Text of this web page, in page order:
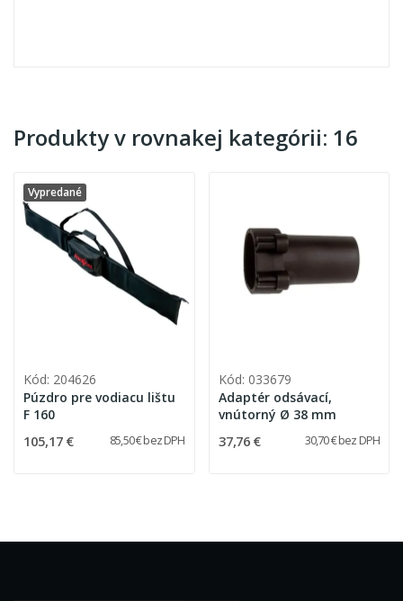
Produkty v rovnakej kategórii: 16
Vypredané
Kód: 204626
Púzdro pre vodiacu lištu
F 160
105,17 € 85,50 € bez DPH
Kód: 033679
Adaptér odsávací,
vnútorný Ø 38 mm
37,76 € 30,70 € bez DPH